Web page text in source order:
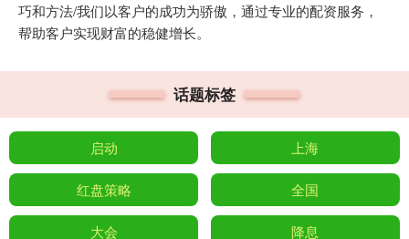
巧和方法/我们以客户的成功为骄傲，通过专业的配资服务，
帮助客户实现财富的稳健增长。
话题标签
启动 上海
红盘策略 全国
大会 降息